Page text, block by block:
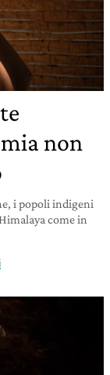
non
i popoli indigeni
come in